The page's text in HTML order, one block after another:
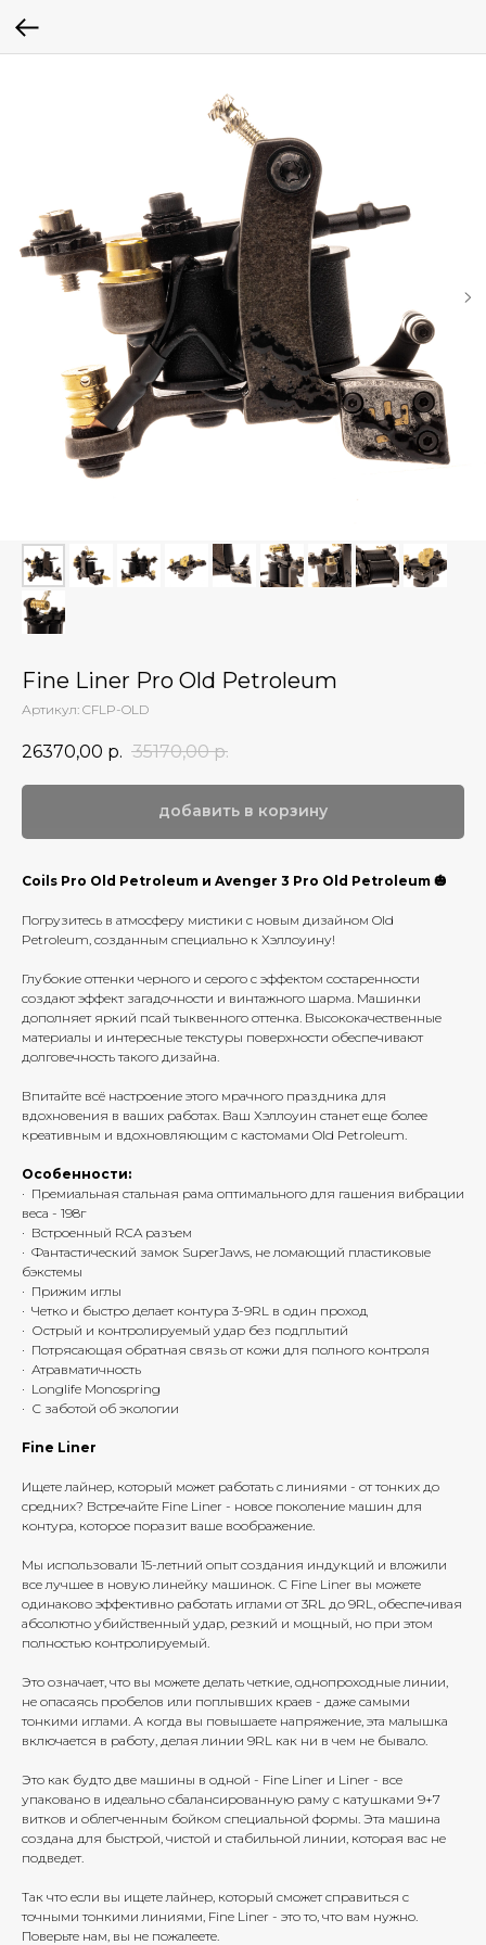
Fine Liner Pro Old Petroleum
Артикул: CFLP-OLD
26370,00 р. 35170,00 р.
добавить в корзину
Coils Pro Old Petroleum и Avenger 3 Pro Old Petroleum 🎃
Погрузитесь в атмосферу мистики с новым дизайном Old
Petroleum, созданным специально к Хэллоуину!
Глубокие оттенки черного и серого с эффектом состаренности
создают эффект загадочности и винтажного шарма. Машинки
дополняет яркий псай тыквенного оттенка. Высококачественные
материалы и интересные текстуры поверхности обеспечивают
долговечность такого дизайна.
Впитайте всё настроение этого мрачного праздника для
вдохновения в ваших работах. Ваш Хэллоуин станет еще более
креативным и вдохновляющим с кастомами Old Petroleum.
Особенности:
· Премиальная стальная рама оптимального для гашения вибрации
веса - 198г
· Встроенный RCA разъем
· Фантастический замок SuperJaws, не ломающий пластиковые
бэкстемы
· Прижим иглы
· Четко и быстро делает контура 3-9RL в один проход
· Острый и контролируемый удар без подплытий
· Потрясающая обратная связь от кожи для полного контроля
· Атравматичность
· Longlife Monospring
· С заботой об экологии
Fine Liner
Ищете лайнер, который может работать с линиями - от тонких до
средних? Встречайте Fine Liner - новое поколение машин для
контура, которое поразит ваше воображение.
Мы использовали 15-летний опыт создания индукций и вложили
все лучшее в новую линейку машинок. С Fine Liner вы можете
одинаково эффективно работать иглами от 3RL до 9RL, обеспечивая
абсолютно убийственный удар, резкий и мощный, но при этом
полностью контролируемый.
Это означает, что вы можете делать четкие, однопроходные линии,
не опасаясь пробелов или поплывших краев - даже самыми
тонкими иглами. А когда вы повышаете напряжение, эта малышка
включается в работу, делая линии 9RL как ни в чем не бывало.
Это как будто две машины в одной - Fine Liner и Liner - все
упаковано в идеально сбалансированную раму с катушками 9+7
витков и облегченным бойком специальной формы. Эта машина
создана для быстрой, чистой и стабильной линии, которая вас не
подведет.
Так что если вы ищете лайнер, который сможет справиться с
точными тонкими линиями, Fine Liner - это то, что вам нужно.
Поверьте нам, вы не пожалеете.